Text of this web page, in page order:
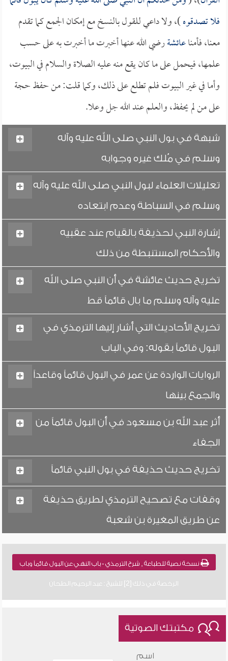
فلا تصدقوه)، ولا داعي للقول بالنسخ مع إمكان الجمع كما تقدم
معنا، فأمناعائشةرضي الله عنها أخبرت ما أخبرت به على حسب
علمها، فيحمل على ما كان يقع منه عليه الصلاة والسلام في البيوت،
وأما في غير البيوت فلم تطلع على ذلك، وكما قلت: من حفظ حجة
على من لم يحفظ، والعلم عند الله جل وعلا.
شبهة في بول النبي صلى الله عليه وآله
وسلم في مُلك غيره وجوابه
تعليلات العلماء لبول النبي صلى الله عليه وآله
وسلم في السباطة وعدم ابتعاده
إشارة النبي لحذيفة بالقيام عند عقبيه
والأحكام المستنبطة من ذلك
تخريج حديث عائشة في أن النبي صلى الله
عليه وآله وسلم ما بال قائماً قط
تخريج الأحاديث التي أشار إليها الترمذي في
البول قائماً بقوله: وفي الباب
الروايات الواردة عن عمر في البول قائماً وقاعداً
والجمع بينها
أثر عبد الله بن مسعود في أن البول قائماً من
الجفاء
تخريج حديث حذيفة في بول النبي قائماً
وقفات مع تصحيح الترمذي لطريق حذيفة
عن طريق المغيرة بن شعبة
نسخة نصية للطباعة , شرح الترمذي - باب النهي عن البول قائماً وباب
الرخصة في ذلك [2] للشيخ : عبد الرحيم الطحان
مكتبتك الصوتية
اسم